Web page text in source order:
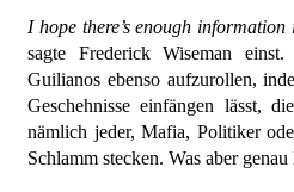
I hope there’s enough
sagte Frederick Wiseman
Guilianos ebenso aufzurollen,
Geschehnisse einfängen lässt,
nämlich jeder, Mafia, Politiker
Schlamm stecken. Was aber